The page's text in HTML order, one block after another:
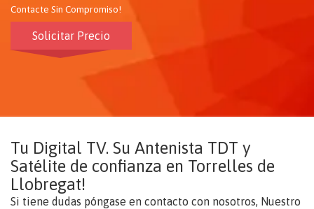
Contacte Sin Compromiso!
Solicitar Precio
Tu Digital TV. Su Antenista TDT y
Satélite de confianza en Torrelles de
Llobregat!
Si tiene dudas póngase en contacto con nosotros, Nuestro